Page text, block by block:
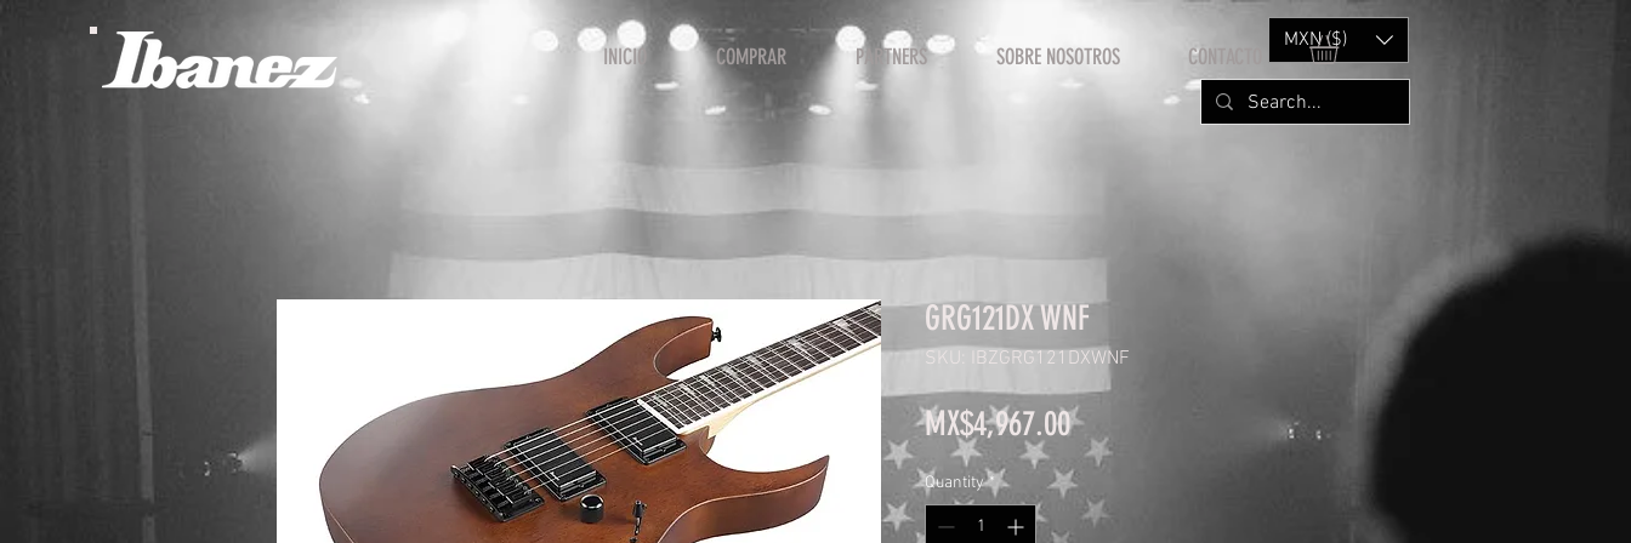
INICIO COMPRAR PARTNERS SOBRE NOSOTROS CONTACTO
MXN ($)
GRG121DX WNF
SKU: IBZGRG121DXWNF
MX$4,967.00Price
Quantity *